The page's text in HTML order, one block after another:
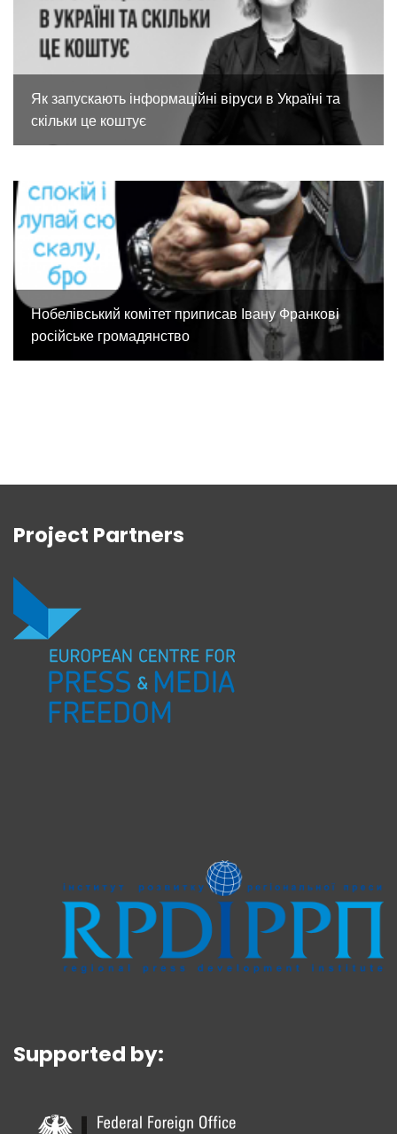
Як запускають інформаційні віруси в Україні та
скільки це коштує
Нобелівський комітет приписав Івану Франкові
російське громадянство
Project Partners
Supported by: